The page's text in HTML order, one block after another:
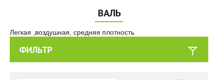
ВАЛЬ
Легкая ,воздушная, средняя плотность
ФИЛЬТР